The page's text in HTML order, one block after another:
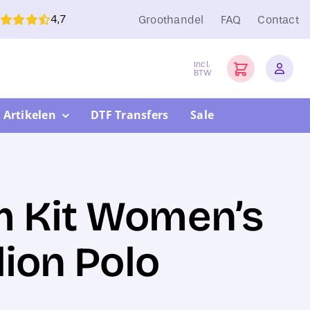
4,7 Groothandel FAQ Contact
Incl.
BTW
Artikelen DTF Transfers Sale
Kit Women’s
Polo